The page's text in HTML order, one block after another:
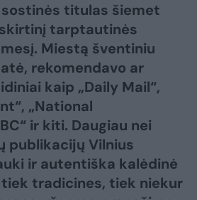
sostinės titulas šiemet
tarptautinės
Miestą šventiniu
rekomendavo ar
kaip „Daily Mail“,
„National
ir kiti. Daugiau nei
publikacijų Vilnius
ir autentiška kalėdinė
tradicines, tiek niekur